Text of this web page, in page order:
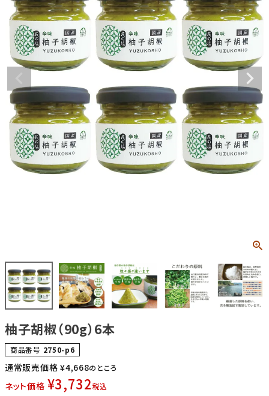
柚子胡椒（90g）6本
商品番号 2750-p6
通常販売価格 ¥4,668のところ
ネット価格 ¥3,732税込